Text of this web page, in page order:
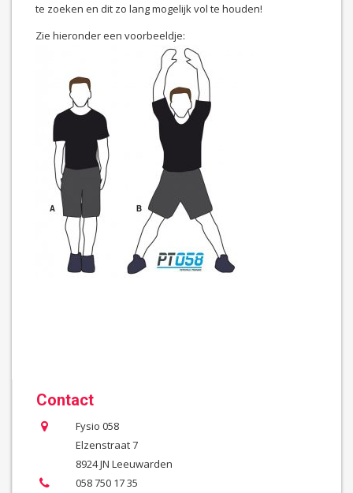
te zoeken en dit zo lang mogelijk vol te houden!
Zie hieronder een voorbeeldje:
Contact
Fysio 058
Elzenstraat 7
8924 JN Leeuwarden
058 750 17 35